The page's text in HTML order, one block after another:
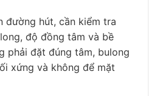
đường hút, cần kiểm tra
độ đồng tâm và bề
phải đặt đúng tâm, bulong
xứng và không để mặt